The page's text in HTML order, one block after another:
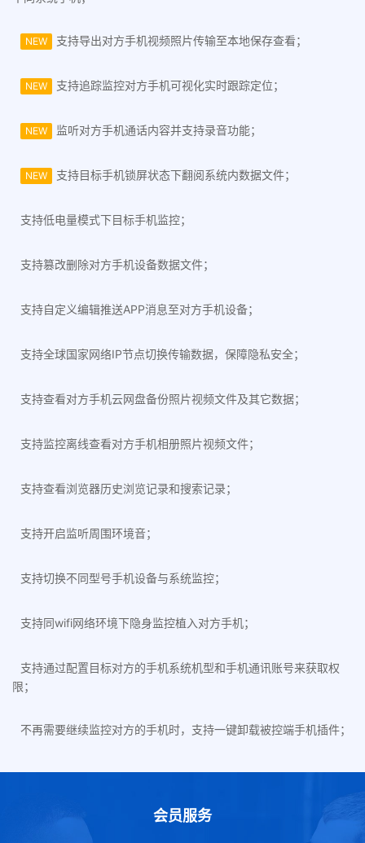
NEW 支持导出对方手机视频照片传输至本地保存查看；
NEW 支持追踪监控对方手机可视化实时跟踪定位；
NEW 监听对方手机通话内容并支持录音功能；
NEW 支持目标手机锁屏状态下翻阅系统内数据文件；
支持低电量模式下目标手机监控；
支持篡改删除对方手机设备数据文件；
支持自定义编辑推送APP消息至对方手机设备；
支持全球国家网络IP节点切换传输数据，保障隐私安全；
支持查看对方手机云网盘备份照片视频文件及其它数据；
支持监控离线查看对方手机相册照片视频文件；
支持查看浏览器历史浏览记录和搜索记录；
支持开启监听周围环境音；
支持切换不同型号手机设备与系统监控；
支持同wifi网络环境下隐身监控植入对方手机；
支持通过配置目标对方的手机系统机型和手机通讯账号来获取权
限；
不再需要继续监控对方的手机时，支持一键卸载被控端手机插件；
会员服务